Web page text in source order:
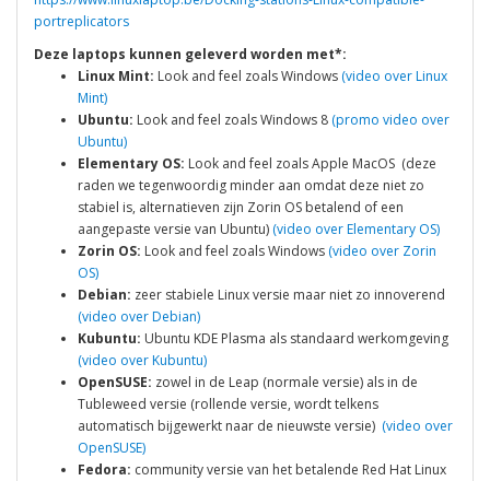
portreplicators
Deze laptops kunnen geleverd worden met*:
Linux Mint: Look and feel zoals Windows (video over Linux
Mint)
Ubuntu: Look and feel zoals Windows 8 (promo video over
Ubuntu)
Elementary OS: Look and feel zoals Apple MacOS (deze
raden we tegenwoordig minder aan omdat deze niet zo
stabiel is, alternatieven zijn Zorin OS betalend of een
aangepaste versie van Ubuntu) (video over Elementary OS)
Zorin OS: Look and feel zoals Windows (video over Zorin
OS)
Debian: zeer stabiele Linux versie maar niet zo innoverend
(video over Debian)
Kubuntu: Ubuntu KDE Plasma als standaard werkomgeving
(video over Kubuntu)
OpenSUSE: zowel in de Leap (normale versie) als in de
Tubleweed versie (rollende versie, wordt telkens
automatisch bijgewerkt naar de nieuwste versie) (video over
OpenSUSE)
Fedora: community versie van het betalende Red Hat Linux